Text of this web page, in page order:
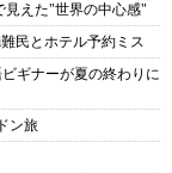
見えた"世界の中心感"
民とホテル予約ミス
ギナーが夏の終わりに
ン旅